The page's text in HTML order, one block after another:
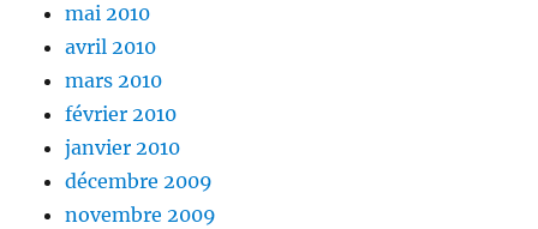
mai 2010
avril 2010
mars 2010
février 2010
janvier 2010
décembre 2009
novembre 2009